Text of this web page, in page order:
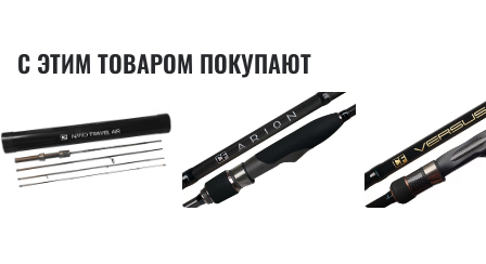
С ЭТИМ ТОВАРОМ ПОКУПАЮТ